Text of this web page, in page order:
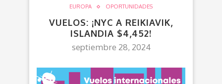
EUROPA OPORTUNIDADES
VUELOS: ¡NYC A REIKIAVIK,
ISLANDIA $4,452!
septiembre 28, 2024